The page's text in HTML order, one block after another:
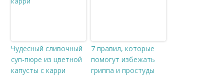
Чудесный сливочный
суп-пюре из цветной
капусты с карри
7 правил, которые
помогут избежать
гриппа и простуды